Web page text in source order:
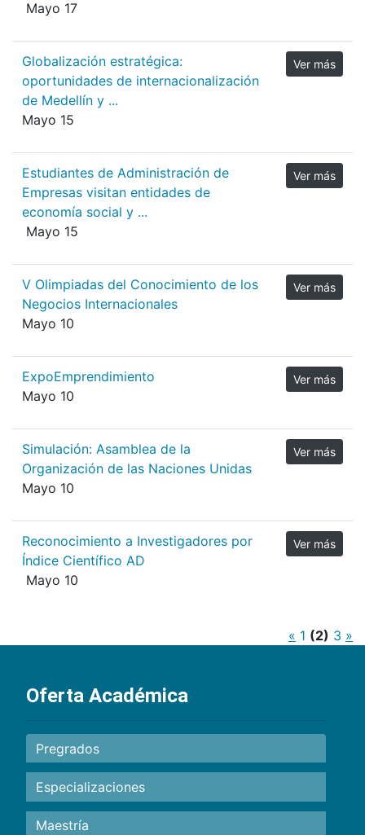
Mayo 17
Globalización estratégica:
oportunidades de internacionalización
de Medellín y ...
Mayo 15
Ver más
Estudiantes de Administración de
Empresas visitan entidades de
economía social y ...
Mayo 15
Ver más
V Olimpiadas del Conocimiento de los
Negocios Internacionales
Mayo 10
Ver más
ExpoEmprendimiento
Mayo 10
Ver más
Simulación: Asamblea de la
Organización de las Naciones Unidas
Mayo 10
Ver más
Reconocimiento a Investigadores por
Índice Científico AD
Mayo 10
Ver más
« 1 (2) 3 »
Oferta Académica
Pregrados
Especializaciones
Maestría